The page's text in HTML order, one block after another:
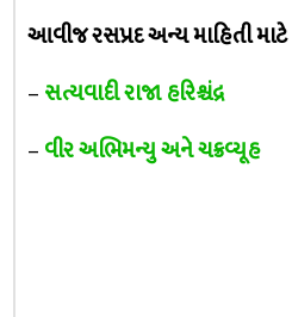
આવીજ રસપ્રદ અન્ય માહિતી માટે
–સત્યવાદી રાજા હરિશ્ચંદ્ર
–વીર અભિમન્યુ અને ચક્રવ્યૂહ